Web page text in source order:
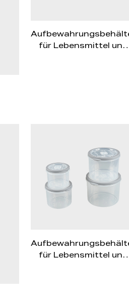
für Lebensmittel und
für Lebensmittel und